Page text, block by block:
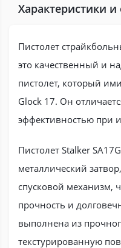
Характеристики
Пистолет
это качественный и
пистолет, который
Glock 17. Он
эффективностью при
Пистолет Stalker
металлический
спусковой механизм,
прочность и
выполнена из
текстурированную